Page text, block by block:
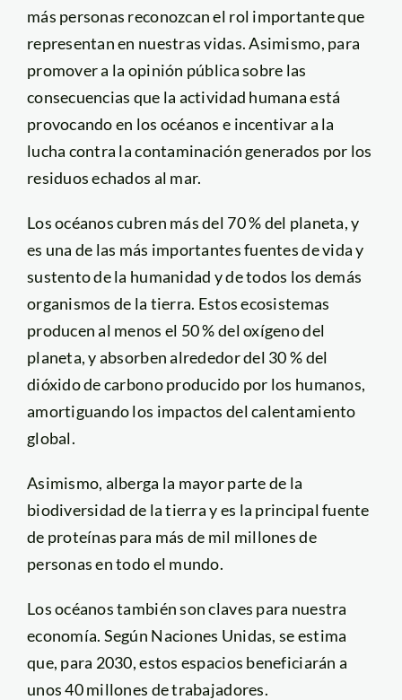
más personas reconozcan el rol importante que
representan en nuestras vidas. Asimismo, para
promover a la opinión pública sobre las
consecuencias que la actividad humana está
provocando en los océanos e incentivar a la
lucha contra la contaminación generados por los
residuos echados al mar.
Los océanos cubren más del 70 % del planeta, y
es una de las más importantes fuentes de vida y
sustento de la humanidad y de todos los demás
organismos de la tierra. Estos ecosistemas
producen al menos el 50 % del oxígeno del
planeta, y absorben alrededor del 30 % del
dióxido de carbono producido por los humanos,
amortiguando los impactos del calentamiento
global.
Asimismo, alberga la mayor parte de la
biodiversidad de la tierra y es la principal fuente
de proteínas para más de mil millones de
personas en todo el mundo.
Los océanos también son claves para nuestra
economía. Según Naciones Unidas, se estima
que, para 2030, estos espacios beneficiarán a
unos 40 millones de trabajadores.